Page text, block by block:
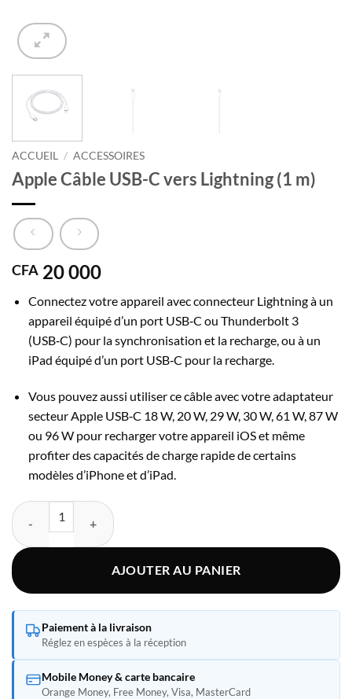
ACCUEIL / ACCESSOIRES
Apple Câble USB-C vers Lightning (1 m)
CFA 20 000
Connectez votre appareil avec connecteur Lightning à un
appareil équipé d’un port USB‑C ou Thunderbolt 3
(USB‑C) pour la synchronisation et la recharge, ou à un
iPad équipé d’un port USB‑C pour la recharge.
Vous pouvez aussi utiliser ce câble avec votre adaptateur
secteur Apple USB‑C 18 W, 20 W, 29 W, 30 W, 61 W, 87 W
ou 96 W pour recharger votre appareil iOS et même
profiter des capacités de charge rapide de certains
modèles d’iPhone et d’iPad.
quantité de Apple Câble USB-C vers Lightning (1 m)
AJOUTER AU PANIER
Paiement à la livraison
Réglez en espèces à la réception
Mobile Money & carte bancaire
Orange Money, Free Money, Visa, MasterCard